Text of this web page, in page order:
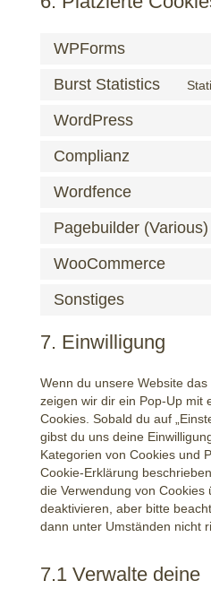
WPForms
Burst Statistics
WordPress
Complianz
Wordfence
Pagebuilder (Various)
WooCommerce
Sonstiges
7. Einwilligung
Wenn du unsere Website das
zeigen wir dir ein Pop-Up mit
Cookies. Sobald du auf
gibst du uns deine
Kategorien von Cookies und
Cookie-Erklärung
die Verwendung von Cookies
deaktivieren, aber bitte
dann unter Umständen nicht
7.1 Verwalte deine